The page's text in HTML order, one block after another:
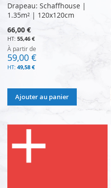
Drapeau: Schaffhouse |
1.35m² | 120x120cm
66,00 €
55,46 €
À partir de
59,00 €
49,58 €
Ajouter au panier